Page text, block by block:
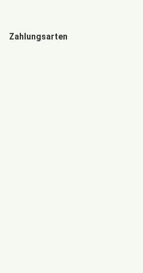
Zahlungsarten